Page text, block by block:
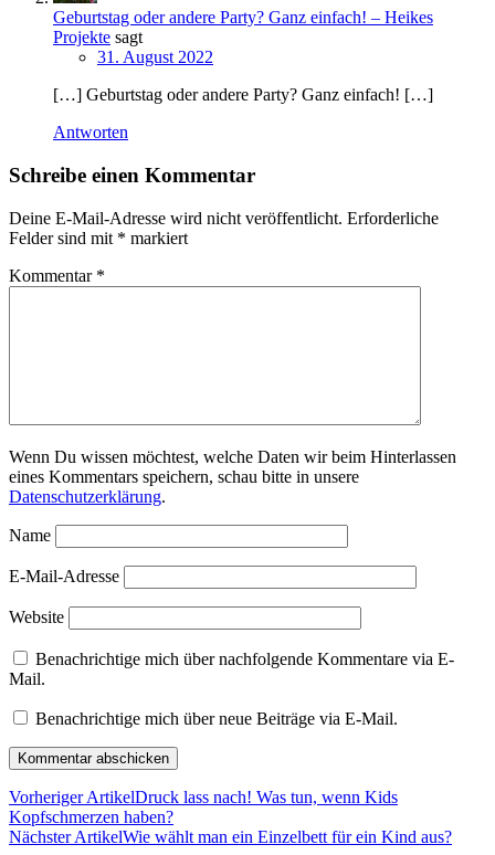
Geburtstag oder andere Party? Ganz einfach! – Heikes
Projekte sagt
31. August 2022
[…] Geburtstag oder andere Party? Ganz einfach! […]
Antworten
Schreibe einen Kommentar
Deine E-Mail-Adresse wird nicht veröffentlicht. Erforderliche
Felder sind mit * markiert
Kommentar *
Wenn Du wissen möchtest, welche Daten wir beim Hinterlassen
eines Kommentars speichern, schau bitte in unsere
Datenschutzerklärung.
Name
E-Mail-Adresse
Website
Benachrichtige mich über nachfolgende Kommentare via E-
Mail.
Benachrichtige mich über neue Beiträge via E-Mail.
Vorheriger ArtikelDruck lass nach! Was tun, wenn Kids
Kopfschmerzen haben?
Nächster ArtikelWie wählt man ein Einzelbett für ein Kind aus?